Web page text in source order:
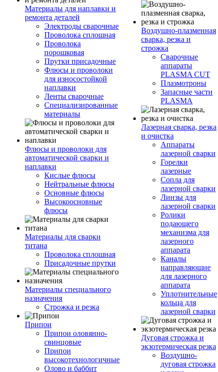
Материалы для наплавки и
ремонта деталей
Электроды сварочные
Проволока сплошная
Проволока
порошковая
Прутки присадочные
Флюсы и проволоки
для износостойкой
наплавки
Ленты сварочные
Специализированные
материалы
Флюсы и проволоки для
автоматической сварки и
наплавки
Кислые флюсы
Нейтральные флюсы
Основные флюсы
Высокоосновные
флюсы
Материалы для сварки
титана
Проволока сплошная
Присадочные прутки
Материалы специального
назначения
Строжка и резка
Припои
Припои оловянно-
свинцовые
Припои
высокотехнологичные
Олово и баббит
Воздушно-плазменная
сварка, резка и
строжка
Сварочные
аппараты
PLASMA CUT
Плазмотроны
Запасные части
PLASMA
Лазерная сварка, резка
и очистка
Аппараты
лазерной сварки
Горелки
лазерные
Сопла для
лазерной сварки
Линзы для
лазерной сварки
Ролики
подающего
механизма для
лазерного
аппарата
Каналы
направляющие
для лазерного
аппарата
Уплотнительные
кольца для
лазерной сварки
Дуговая строжка и
экзотермическая резка
Воздушно-
дуговая строжка